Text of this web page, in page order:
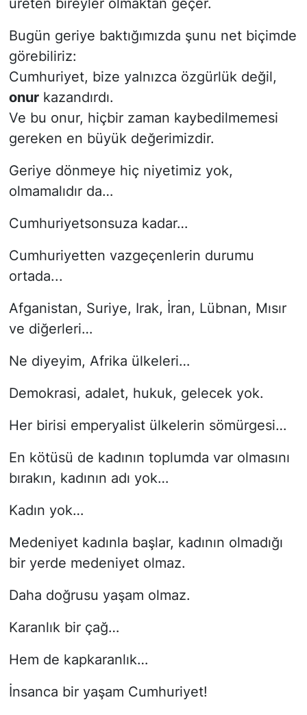
üreten bireyler olmaktan geçer.
Bugün geriye baktığımızda şunu net biçimde
görebiliriz:
Cumhuriyet, bize yalnızca özgürlük değil,
onurkazandırdı.
Ve bu onur, hiçbir zaman kaybedilmemesi
gereken en büyük değerimizdir.
Geriye dönmeye hiç niyetimiz yok,
olmamalıdır da…
Cumhuriyetsonsuza kadar…
Cumhuriyetten vazgeçenlerin durumu
ortada...
Afganistan, Suriye, Irak, İran, Lübnan, Mısır
ve diğerleri…
Ne diyeyim, Afrika ülkeleri…
Demokrasi, adalet, hukuk, gelecek yok.
Her birisi emperyalist ülkelerin sömürgesi…
En kötüsü de kadının toplumda var olmasını
bırakın, kadının adı yok…
Kadın yok…
Medeniyet kadınla başlar, kadının olmadığı
bir yerde medeniyet olmaz.
Daha doğrusu yaşam olmaz.
Karanlık bir çağ…
Hem de kapkaranlık…
İnsanca bir yaşam Cumhuriyet!